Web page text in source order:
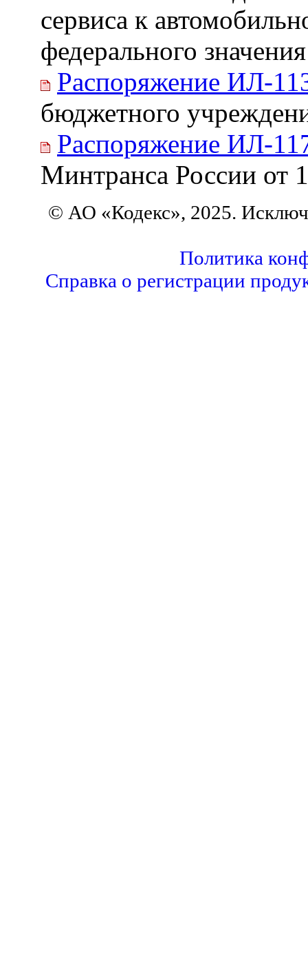
сервиса к
федерального значения
Распоряжение ИЛ-
бюджетного
Распоряжение ИЛ-
Минтранса России от
© АО «Кодекс», 2025.
Политика
Справка о регистрации